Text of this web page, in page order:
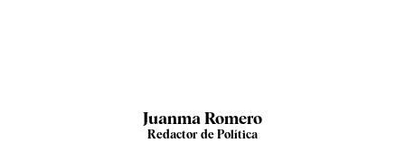
Juanma Romero
Redactor de Política